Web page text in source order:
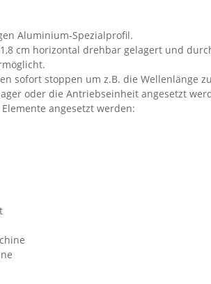
Aluminium-Spezialprofil.
cm horizontal drehbar gelagert und
sofort stoppen um z.B. die Wellenlänge
oder die Antriebseinheit angesetzt
angesetzt werden: